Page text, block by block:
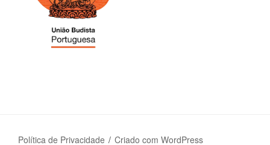
Política de Privacidade Criado com WordPress